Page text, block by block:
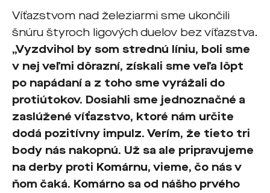
Víťazstvom nad železiarmi sme ukončili
šnúru štyroch ligových duelov bez víťazstva.
„Vyzdvihol by som strednú líniu, boli sme
v nej veľmi dôrazní, získali sme veľa lôpt
po napádaní a z toho sme vyrážali do
protiútokov. Dosiahli sme jednoznačné a
zaslúžené víťazstvo, ktoré nám určite
dodá pozitívny impulz. Verím, že tieto tri
body nás nakopnú. Už sa ale pripravujeme
na derby proti Komárnu, vieme, čo nás v
ňom čaká. Komárno sa od nášho prvého